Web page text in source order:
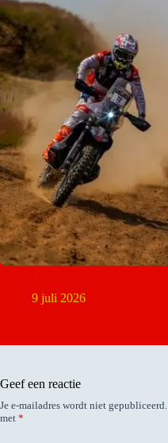
9 juli 2026
Geef een reactie
Je e-mailadres wordt niet gepubliceerd.
met *